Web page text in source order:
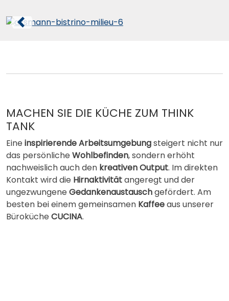
MACHEN SIE DIE KÜCHE ZUM THINK
TANK
Eine inspirierende Arbeitsumgebungsteigert nicht nur
das persönliche Wohlbefinden, sondern erhöht
nachweislich auch den kreativen Output. Im direkten
Kontakt wird die Hirnaktivitätangeregt und der
ungezwungene Gedankenaustauschgefördert. Am
besten bei einem gemeinsamen Kaffeeaus unserer
Büroküche CUCINA.